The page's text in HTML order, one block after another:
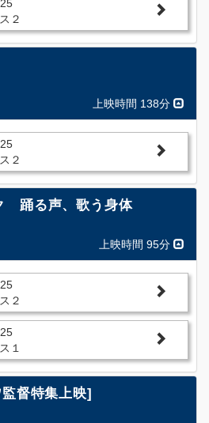
２
上映時間 138分
２
踊る声、歌う身体
上映時間 95分
２
１
督特集上映]